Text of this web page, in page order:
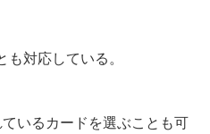
対応している。
いるカードを選ぶことも可